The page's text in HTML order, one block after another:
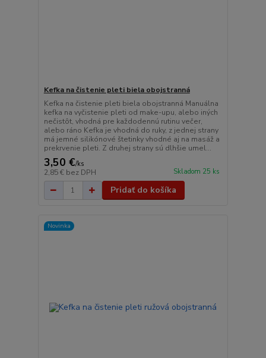
Kefka na čistenie pleti biela obojstranná
Kefka na čistenie pleti biela obojstranná Manuálna
kefka na vyčistenie pleti od make-upu, alebo iných
nečistôt, vhodná pre každodennú rutinu večer,
alebo ráno Kefka je vhodná do ruky, z jednej strany
má jemné silikónové štetinky vhodné aj na masáž a
prekrvenie pleti. Z druhej strany sú dlhšie umel...
3,50 €/ks
2,85 € bez DPH Skladom 25 ks
Pridať do košíka
Novinka